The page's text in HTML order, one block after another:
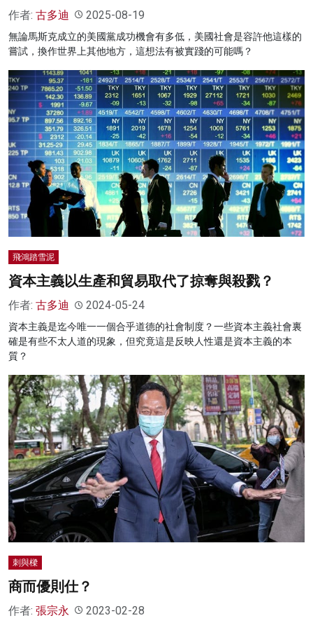
作者: 古多迪 2025-08-19
無論馬斯克成立的美國黨成功機會有多低，美國社會是容許他這樣的
嘗試，換作世界上其他地方，這想法有被實踐的可能嗎？
飛鴻踏雪泥
資本主義以生產和貿易取代了掠奪與殺戮？
作者: 古多迪 2024-05-24
資本主義是迄今唯一一個合乎道德的社會制度？一些資本主義社會裏
確是有些不太人道的現象，但究竟這是反映人性還是資本主義的本
質？
刺與樑
商而優則仕？
作者: 張宗永 2023-02-28